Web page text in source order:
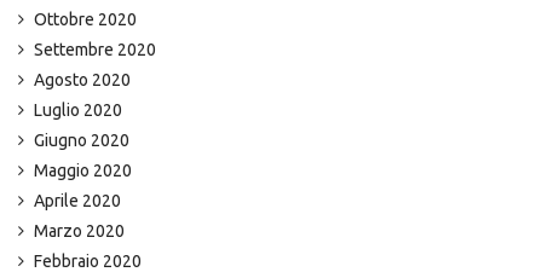
Ottobre 2020
Settembre 2020
Agosto 2020
Luglio 2020
Giugno 2020
Maggio 2020
Aprile 2020
Marzo 2020
Febbraio 2020